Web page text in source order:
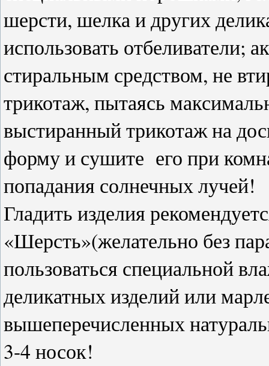
шерсти, шелка и других
использовать отбеливатели;
стиральным средством, не
трикотаж, пытаясь
выстиранный трикотаж на
форму и сушите его при
попадания солнечных лучей!
Гладить изделия
«Шерсть»(желательно без
пользоваться специальной
деликатных изделий или
вышеперечисленных
3-4 носок!